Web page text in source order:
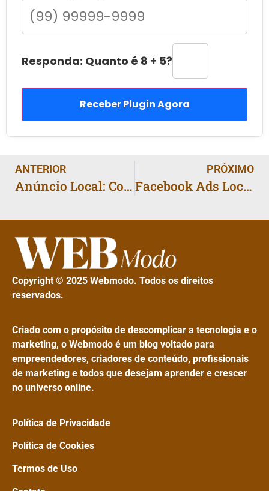
Responda: Quanto é 8 + 5?
Receber Plugin Agora
ANTERIOR
Anúncio Local: Como Criar Campanhas que Geram Orçamentos
PRÓXIMO
Facebook Ads Local: Público e Criativo que Funciona
Copyright © 2025 Webmodo. Todos os direitos
reservados.
Criado com o propósito de descomplicar a tecnologia e o
marketing, o Webmodo é um blog voltado para
empreendedores, criadores de conteúdo, profissionais
de marketing e todos que desejam aprender e crescer
no universo online.
Política de Privacidade
Política de Cookies
Termos de Uso